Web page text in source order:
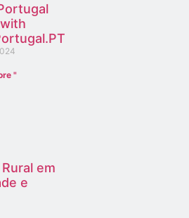
"
em
e